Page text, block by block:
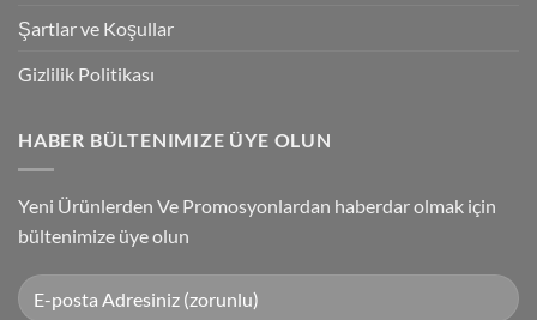
Şartlar ve Koşullar
Gizlilik Politikası
HABER BÜLTENIMIZE ÜYE OLUN
Yeni Ürünlerden Ve Promosyonlardan haberdar olmak için
bültenimize üye olun